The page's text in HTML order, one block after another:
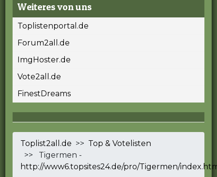
Weiteres von uns
Toplistenportal.de
Forum2all.de
ImgHoster.de
Vote2all.de
FinestDreams
Toplist2all.de >> Top & Votelisten
>> Tigermen -
http://www6.topsites24.de/pro/Tigermen/